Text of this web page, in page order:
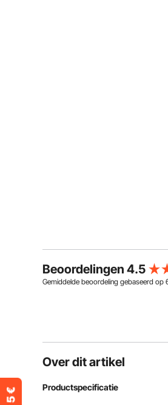
Beoordelingen 4.5
Gemiddelde beoordeling gebaseerd op
Over dit artikel
Productspecificatie